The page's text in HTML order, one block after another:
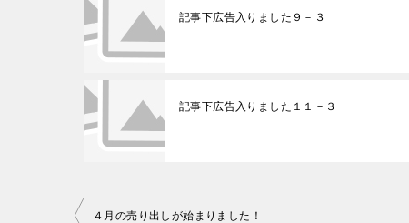
記事下広告入りました９－３
記事下広告入りました１１－３
４月の売り出しが始まりました！